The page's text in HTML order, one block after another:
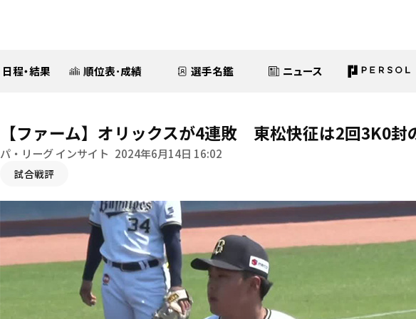
日程・結果 順位表･成績 選手名鑑 ニュース
【ファーム】オリックスが4連敗 東松快征は2回3K0封
パ・リーグ インサイト 2024年6月14日 16:02
試合戦評